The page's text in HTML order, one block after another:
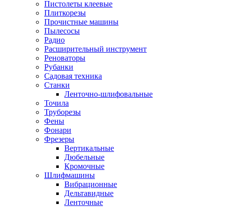
Пистолеты клеевые
Плиткорезы
Прочистные машины
Пылесосы
Радио
Расширительный инструмент
Реноваторы
Рубанки
Садовая техника
Станки
Ленточно-шлифовальные
Точила
Труборезы
Фены
Фонари
Фрезеры
Вертикальные
Дюбельные
Кромочные
Шлифмашины
Вибрационные
Дельтавидные
Ленточные